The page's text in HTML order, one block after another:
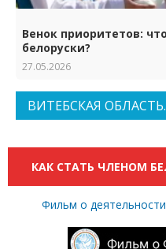
Венок приоритетов:
белоруски?
27.05.2026
ВИТЕБСКАЯ
КАК СТАТЬ ЧЛЕНОМ
Фильм о